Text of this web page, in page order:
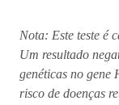
Nota: Este teste é
Um resultado
genéticas no gene
risco de doenças